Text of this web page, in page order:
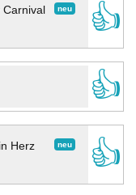
neu
👍
👍
neu
Herz
👍